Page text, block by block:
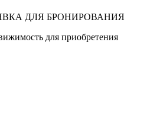
ДЛЯ БРОНИРОВАНИЯ
для приобретения